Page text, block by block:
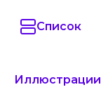
Список
Иллюстрации